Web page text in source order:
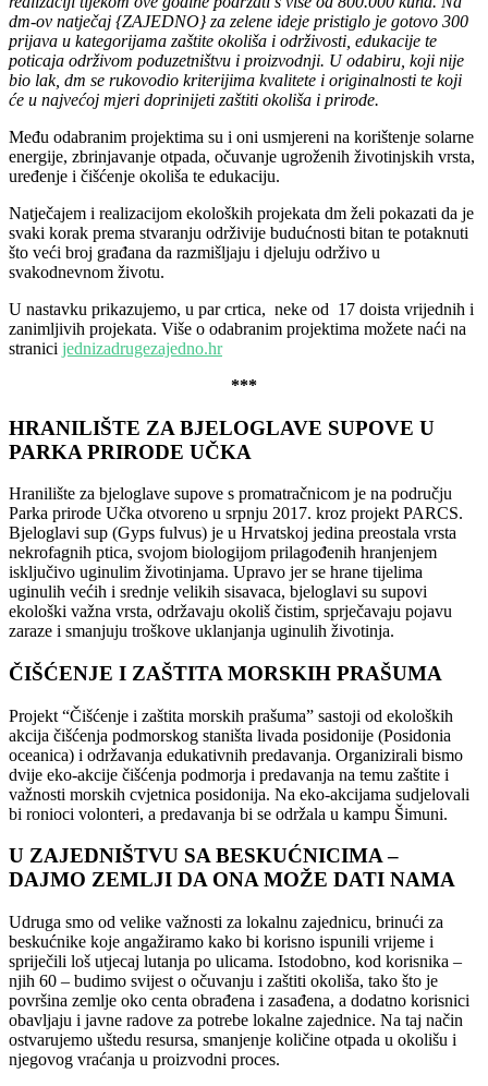
dm-ov natječaj {ZAJEDNO} za zelene ideje pristiglo je gotovo 300
prijava u kategorijama zaštite okoliša i održivosti, edukacije te
poticaja održivom poduzetništvu i proizvodnji. U odabiru, koji nije
bio lak, dm se rukovodio kriterijima kvalitete i originalnosti te koji
će u najvećoj mjeri doprinijeti zaštiti okoliša i prirode.
Među odabranim projektima su i oni usmjereni na korištenje solarne
energije, zbrinjavanje otpada, očuvanje ugroženih životinjskih vrsta,
uređenje i čišćenje okoliša te edukaciju.
Natječajem i realizacijom ekoloških projekata dm želi pokazati da je
svaki korak prema stvaranju održivije budućnosti bitan te potaknuti
što veći broj građana da razmišljaju i djeluju održivo u
svakodnevnom životu.
U nastavku prikazujemo, u par crtica, neke od 17 doista vrijednih i
zanimljivih projekata. Više o odabranim projektima možete naći na
stranici jednizadrugezajedno.hr
***
HRANILIŠTE ZA BJELOGLAVE SUPOVE U
PARKA PRIRODE UČKA
Hranilište za bjeloglave supove s promatračnicom je na području
Parka prirode Učka otvoreno u srpnju 2017. kroz projekt PARCS.
Bjeloglavi sup (Gyps fulvus) je u Hrvatskoj jedina preostala vrsta
nekrofagnih ptica, svojom biologijom prilagođenih hranjenjem
isključivo uginulim životinjama. Upravo jer se hrane tijelima
uginulih većih i srednje velikih sisavaca, bjeloglavi su supovi
ekološki važna vrsta, održavaju okoliš čistim, sprječavaju pojavu
zaraze i smanjuju troškove uklanjanja uginulih životinja.
ČIŠĆENJE I ZAŠTITA MORSKIH PRAŠUMA
Projekt “Čišćenje i zaštita morskih prašuma” sastoji od ekoloških
akcija čišćenja podmorskog staništa livada posidonije (Posidonia
oceanica) i održavanja edukativnih predavanja. Organizirali bismo
dvije eko-akcije čišćenja podmorja i predavanja na temu zaštite i
važnosti morskih cvjetnica posidonija. Na eko-akcijama sudjelovali
bi ronioci volonteri, a predavanja bi se održala u kampu Šimuni.
U ZAJEDNIŠTVU SA BESKUĆNICIMA –
DAJMO ZEMLJI DA ONA MOŽE DATI NAMA
Udruga smo od velike važnosti za lokalnu zajednicu, brinući za
beskućnike koje angažiramo kako bi korisno ispunili vrijeme i
spriječili loš utjecaj lutanja po ulicama. Istodobno, kod korisnika –
njih 60 – budimo svijest o očuvanju i zaštiti okoliša, tako što je
površina zemlje oko centa obrađena i zasađena, a dodatno korisnici
obavljaju i javne radove za potrebe lokalne zajednice. Na taj način
ostvarujemo uštedu resursa, smanjenje količine otpada u okolišu i
njegovog vraćanja u proizvodni proces.